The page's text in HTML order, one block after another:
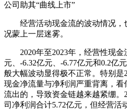
经营活动现金流的波动情况，
况蒙上一层迷雾。
2020年至2023年，经营性现金
元、-6.32亿元、-6.77亿元和0.2亿
般大幅波动显得极不正常。特别是
现金净流量与净利润严重背离，
流出的，导致资金链越来越紧绷。
司净利润合计5.72亿元，但经营活